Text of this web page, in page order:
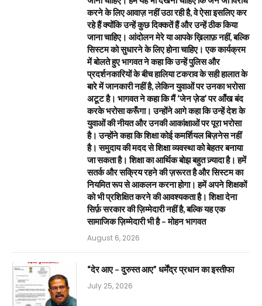
करने के लिए आवाज़ नहीं उठा रही है, वे ऐसा इसलिए कर
रहे हैं क्योंकि उन्हें कुछ दिक्कतें हैं और उन्हें ठीक किया
जाना चाहिए। आंदोलन मेरे या आपके ख़िलाफ़ नहीं, बल्कि
सिस्टम को सुधारने के लिए होना चाहिए। एक कार्यक्रम
में बोलते हुए भागवत ने कहा कि उन्हें पुलिस और
प्रदर्शनकारियों के बीच हालिया टकराव के सही हालात के
बारे में जानकारी नहीं है, लेकिन युवाओं पर उनका भरोसा
अटूट है। भागवत ने कहा कि मैं ‘जेन ज़ेड’ पर आँख बंद
करके भरोसा करूँगा। उन्होंने आगे कहा कि उन्हें देश के
युवाओं की नीयत और उनकी आकांक्षाओं पर पूरा भरोसा
है। उन्होंने कहा कि शिक्षा कोई कमर्शियल बिज़नेस नहीं
है। समुदाय की मदद से शिक्षा व्यवस्था को बेहतर बनाया
जा सकता है। शिक्षा का आर्थिक बोझ बहुत ज़्यादा है। हमें
सतर्क और सक्रिय रहने की ज़रूरत है और सिस्टम का
नियमित रूप से आकलन करना होगा। हमें अपने शिक्षकों
को भी प्रशिक्षित करने की आवश्यकता है। शिक्षा देना
सिर्फ़ सरकार की ज़िम्मेदारी नहीं है, बल्कि यह एक
सामाजिक ज़िम्मेदारी भी है – मोहन भागवत
August 6, 2026
“देर आए – दुरुस्त आए” धर्मेंद्र प्रधान का इस्तीफा
July 25, 2026